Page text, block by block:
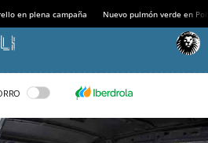
en plena campaña Nuevo pulmón verde en